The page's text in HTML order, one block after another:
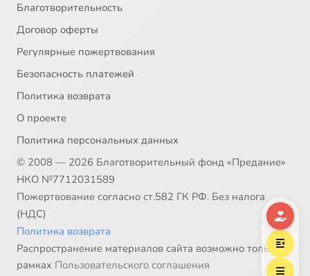
Благотворительность
Договор оферты
Регулярные пожертвования
Безопасность платежей
Политика возврата
О проекте
Политика персональных данных
© 2008 — 2026 Благотворительный фонд «Предание»
НКО №7712031589
Пожертвование согласно ст.582 ГК РФ. Без налога
(НДС)
Политика возврата
Распространение материалов сайта возможно только в
рамках Пользовательского соглашения